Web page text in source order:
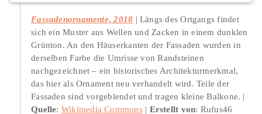
Fassadenornamente, 2018
Längs des Ortgangs findet
sich ein Muster aus Wellen und Zacken in einem dunklen
Grünton. An den Häuserkanten der Fassaden wurden in
derselben Farbe die Umrisse von Randsteinen
nachgezeichnet – ein historisches Architekturmerkmal,
das hier als Ornament neu verhandelt wird. Teile der
Fassaden sind vorgeblendet und tragen kleine Balkone.
Quelle: Wikimedia Commons Erstellt von: Rufus46